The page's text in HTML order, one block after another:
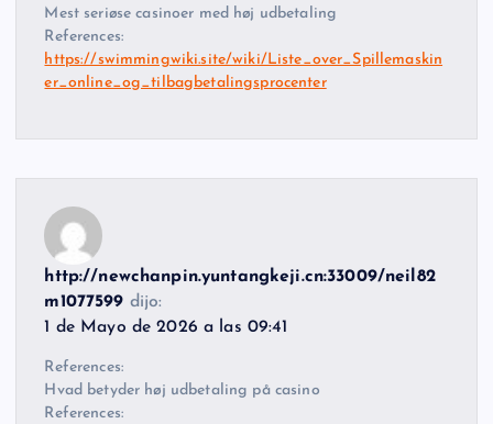
Mest seriøse casinoer med høj udbetaling
References:
https://swimmingwiki.site/wiki/Liste_over_Spillemaskin
er_online_og_tilbagbetalingsprocenter
http://newchanpin.yuntangkeji.cn:33009/neil82
m1077599 dijo:
1 de Mayo de 2026 a las 09:41
References:
Hvad betyder høj udbetaling på casino
References: